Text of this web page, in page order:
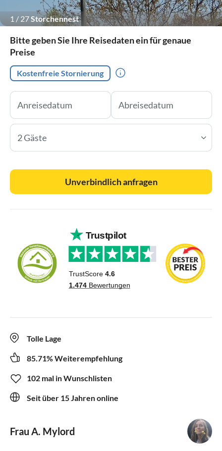
1 / 27Storchennest
Bitte geben Sie Ihre Reisedaten ein für genaue
Preise
Kostenfreie Stornierung
2 Gäste
Unverbindlich anfragen
Tolle Lage
85.71% Weiterempfehlung
102 mal in Wunschlisten
Seit über 15 Jahren online
Frau A. Mylord